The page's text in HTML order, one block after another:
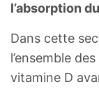
l’absorption
Dans cette
l’ensemble
vitamine D